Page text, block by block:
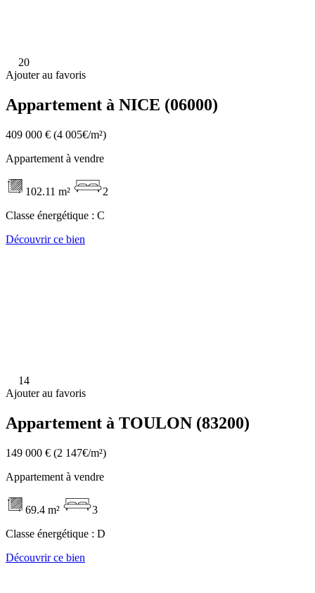
20
Ajouter au favoris
Appartement à NICE (06000)
409 000 € (4 005€/m²)
Appartement à vendre
102.11 m²
2
Classe énergétique : C
Découvrir ce bien
14
Ajouter au favoris
Appartement à TOULON (83200)
149 000 € (2 147€/m²)
Appartement à vendre
69.4 m²
3
Classe énergétique : D
Découvrir ce bien